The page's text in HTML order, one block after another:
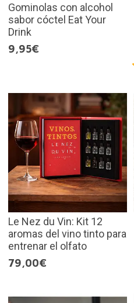
Gominolas con alcohol
sabor cóctel Eat Your
Drink
9,95€
Le Nez du Vin: Kit 12
aromas del vino tinto para
entrenar el olfato
79,00€